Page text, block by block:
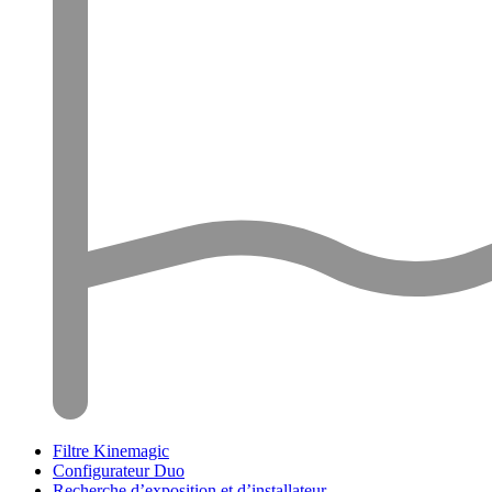
Filtre Kinemagic
Configurateur Duo